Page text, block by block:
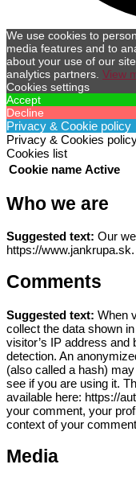
We use cookies to
media features and to
about your use of our
analytics partners. View
Cookies settings
Accept
Decline
Privacy & Cookie policy
Privacy & Cookies
Cookies list
Cookie name Active
Who we are
Suggested text: Our
https://www.jankrupa.sk.
Comments
Suggested text: When
collect the data shown
visitor’s IP address and
detection. An
(also called a hash)
see if you are using it.
available here: https://
your comment, your
context of your
Media